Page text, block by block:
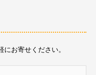
お寄せください。